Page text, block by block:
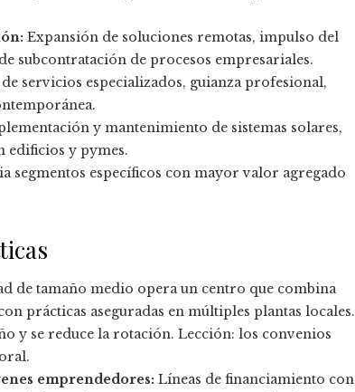
Expansión de soluciones remotas, impulso del
subcontratación de procesos empresariales.
servicios especializados, guianza profesional,
y mantenimiento de sistemas solares,
edificios y pymes.
segmentos específicos con mayor valor agregado
de tamaño medio opera un centro que combina
prácticas aseguradas en múltiples plantas locales.
y se reduce la rotación. Lección: los convenios
emprendedores: Líneas de financiamiento con